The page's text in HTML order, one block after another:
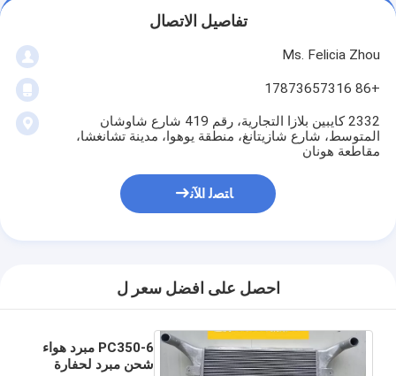
تفاصيل الاتصال
Ms. Felicia Zhou
+86 17873657316
2332 كايبين بلازا التجارية، رقم 419 شارع شاوشان
المتوسط، شارع شازيتانغ، منطقة يوهوا، مدينة تشانغشا،
مقاطعة هونان
ﺎﺘﺼﻟ ﺍﻶﻧ
احصل على افضل سعر ل
PC350-6 مبرد هواء
شحن مبرد لحفارة